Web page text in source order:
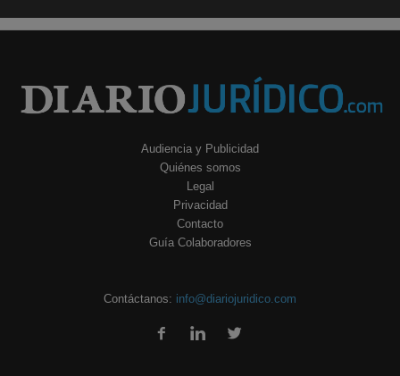
Audiencia y Publicidad
Quiénes somos
Legal
Privacidad
Contacto
Guía Colaboradores
Contáctanos: info@diariojuridico.com